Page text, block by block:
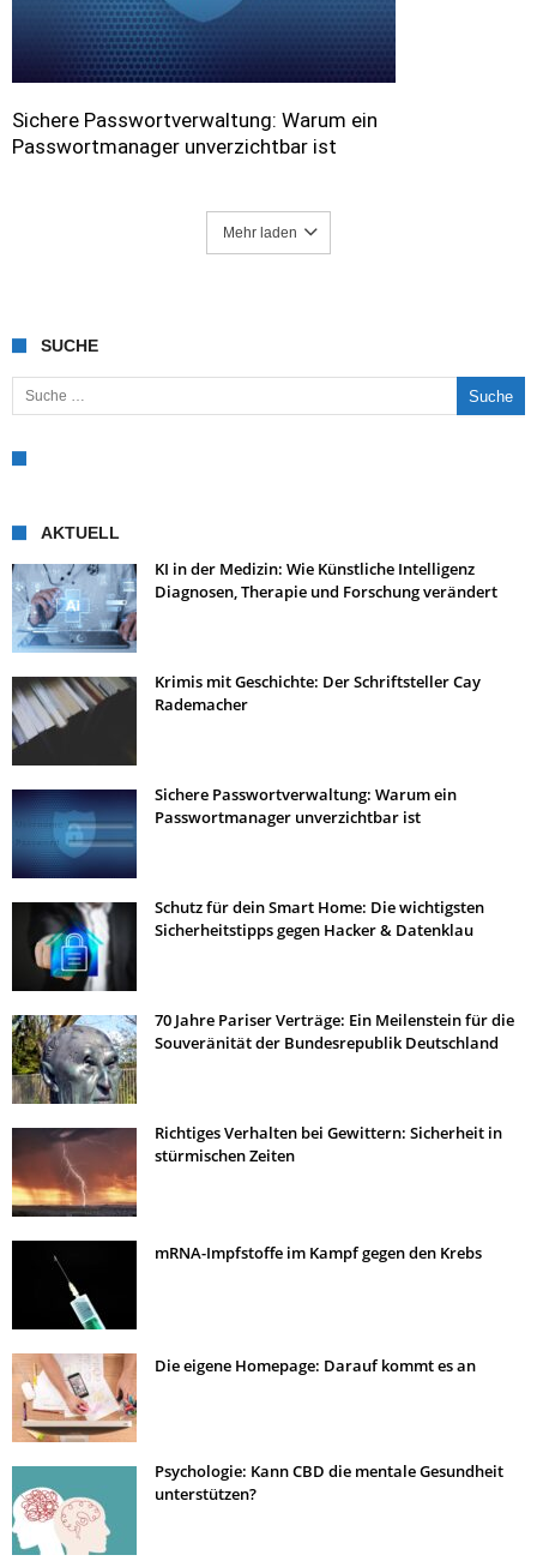
Sichere Passwortverwaltung: Warum ein
Passwortmanager unverzichtbar ist
Mehr laden
SUCHE
Suche nach:
AKTUELL
KI in der Medizin: Wie Künstliche Intelligenz
Diagnosen, Therapie und Forschung verändert
Krimis mit Geschichte: Der Schriftsteller Cay
Rademacher
Sichere Passwortverwaltung: Warum ein
Passwortmanager unverzichtbar ist
Schutz für dein Smart Home: Die wichtigsten
Sicherheitstipps gegen Hacker & Datenklau
70 Jahre Pariser Verträge: Ein Meilenstein für die
Souveränität der Bundesrepublik Deutschland
Richtiges Verhalten bei Gewittern: Sicherheit in
stürmischen Zeiten
mRNA-Impfstoffe im Kampf gegen den Krebs
Die eigene Homepage: Darauf kommt es an
Psychologie: Kann CBD die mentale Gesundheit
unterstützen?